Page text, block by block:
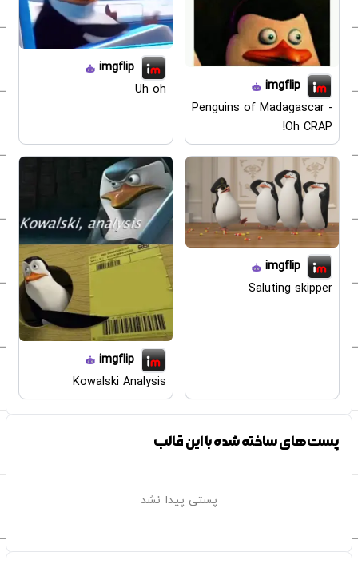
imgflip
Penguins of Madagascar -
Oh CRAP!
imgflip
Uh oh
imgflip
Saluting skipper
imgflip
Kowalski Analysis
پست‌های ساخته شده با این قالب
پستی پیدا نشد